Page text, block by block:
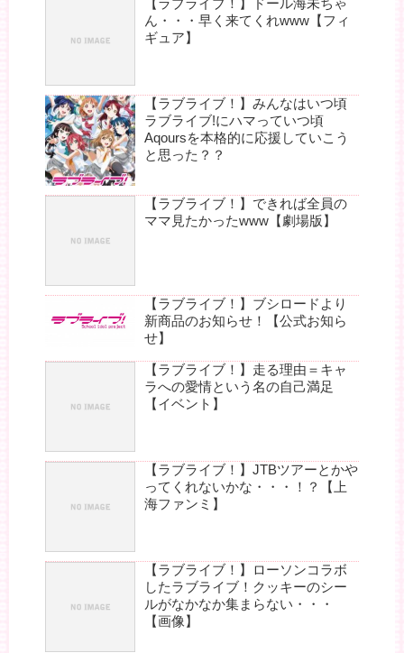
【ラブライブ！】ドール海未ちゃ
ん・・・早く来てくれwww【フィ
ギュア】
【ラブライブ！】みんなはいつ頃
ラブライブ!にハマっていつ頃
Aqoursを本格的に応援していこう
と思った？？
【ラブライブ！】できれば全員の
ママ見たかったwww【劇場版】
【ラブライブ！】ブシロードより
新商品のお知らせ！【公式お知ら
せ】
【ラブライブ！】走る理由＝キャ
ラへの愛情という名の自己満足
【イベント】
【ラブライブ！】JTBツアーとかや
ってくれないかな・・・！？【上
海ファンミ】
【ラブライブ！】ローソンコラボ
したラブライブ！クッキーのシー
ルがなかなか集まらない・・・
【画像】